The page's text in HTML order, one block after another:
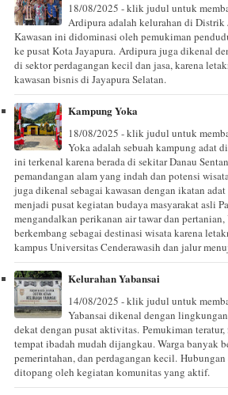
18/08/2025 - klik judul untuk
Ardipura adalah kelurahan di Distrik
Kawasan ini didominasi oleh pemukiman
ke pusat Kota Jayapura. Ardipura juga dikenal
di sektor perdagangan kecil dan jasa, karena
kawasan bisnis di Jayapura Selatan.
Kampung Yoka
18/08/2025 - klik judul untuk
Yoka adalah sebuah kampung adat
ini terkenal karena berada di sekitar Danau
pemandangan alam yang indah dan potensi
juga dikenal sebagai kawasan dengan ikatan
menjadi pusat kegiatan budaya masyarakat asli
mengandalkan perikanan air tawar dan
berkembang sebagai destinasi wisata karena
kampus Universitas Cenderawasih dan jalur
Kelurahan Yabansai
14/08/2025 - klik judul untuk
Yabansai dikenal dengan
dekat dengan pusat aktivitas. Pemukiman
tempat ibadah mudah dijangkau. Warga banyak
pemerintahan, dan perdagangan kecil.
ditopang oleh kegiatan komunitas yang aktif.